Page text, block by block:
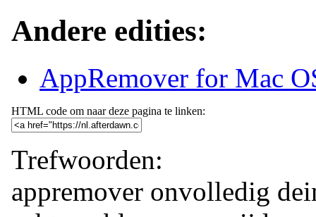
Andere edities:
AppRemover for Mac
HTML code om naar deze pagina te linken:
Trefwoorden:
appremover onvolledig